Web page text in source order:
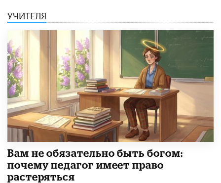
УЧИТЕЛЯ
​Вам не обязательно быть богом:
почему педагог имеет право
растеряться